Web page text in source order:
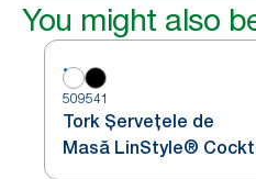
You might also
509541
Tork Șervețele de
Masă LinStyle®